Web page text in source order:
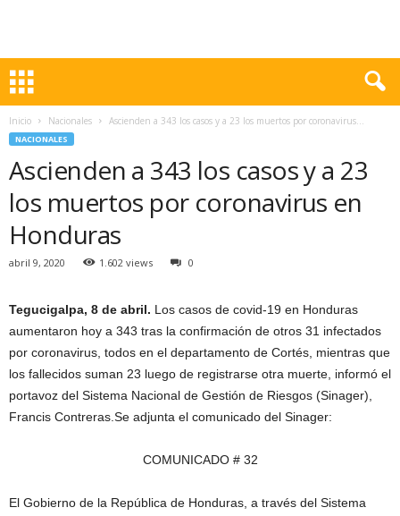
Inicio Nacionales Ascienden a 343 los casos y a 23 los muertos por coronavirus...
NACIONALES
Ascienden a 343 los casos y a 23
los muertos por coronavirus en
Honduras
abril 9, 2020 1.602 views 0
Tegucigalpa, 8 de abril. Los casos de covid-19 en Honduras
aumentaron hoy a 343 tras la confirmación de otros 31 infectados
por coronavirus, todos en el departamento de Cortés, mientras que
los fallecidos suman 23 luego de registrarse otra muerte, informó el
portavoz del Sistema Nacional de Gestión de Riesgos (Sinager),
Francis Contreras.Se adjunta el comunicado del Sinager:
COMUNICADO # 32
El Gobierno de la República de Honduras, a través del Sistema